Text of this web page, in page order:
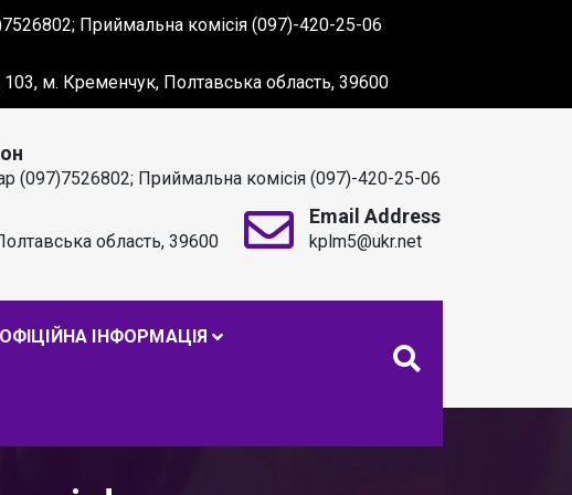
Приймальна комісія (097)-420-25-06
103, м. Кременчук, Полтавська область, 39600
А. С. МАКАРЕНКА
(097)7526802; Приймальна комісія (097)-420-25-06
область, 39600
Email Address
kplm5@ukr.net
ОФІЦІЙНА ІНФОРМАЦІЯ